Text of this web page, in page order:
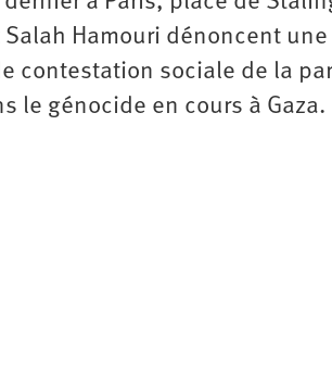
Hamouri dénoncent
contestation sociale de la
le génocide en cours à Gaza.